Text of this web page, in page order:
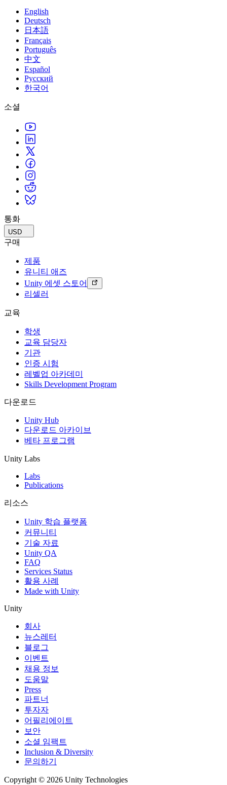
English
Deutsch
日本語
Français
Português
中文
Español
Русский
한국어
소셜
통화
USD
구매
제품
유니티 애즈
Unity 에셋 스토어
리셀러
교육
학생
교육 담당자
기관
인증 시험
레벨업 아카데미
Skills Development Program
다운로드
Unity Hub
다운로드 아카이브
베타 프로그램
Unity Labs
Labs
Publications
리소스
Unity 학습 플랫폼
커뮤니티
기술 자료
Unity QA
FAQ
Services Status
활용 사례
Made with Unity
Unity
회사
뉴스레터
블로그
이벤트
채용 정보
도움말
Press
파트너
투자자
어필리에이트
보안
소셜 임팩트
Inclusion & Diversity
문의하기
Copyright © 2026 Unity Technologies